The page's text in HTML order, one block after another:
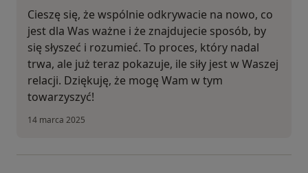
Cieszę się, że wspólnie odkrywacie na nowo, co
jest dla Was ważne i że znajdujecie sposób, by
się słyszeć i rozumieć. To proces, który nadal
trwa, ale już teraz pokazuje, ile siły jest w Waszej
relacji. Dziękuję, że mogę Wam w tym
towarzyszyć!
14 marca 2025